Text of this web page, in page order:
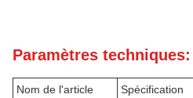
Paramètres techniques:
Nom de l'article
Spécification